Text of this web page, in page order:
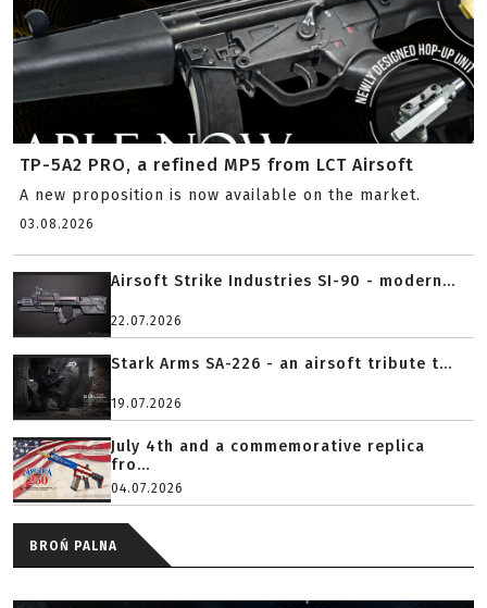
TP-5A2 PRO, a refined MP5 from LCT Airsoft
A new proposition is now available on the market.
03.08.2026
Airsoft Strike Industries SI-90 - modern...
22.07.2026
Stark Arms SA-226 - an airsoft tribute t...
19.07.2026
July 4th and a commemorative replica
fro...
04.07.2026
BROŃ PALNA